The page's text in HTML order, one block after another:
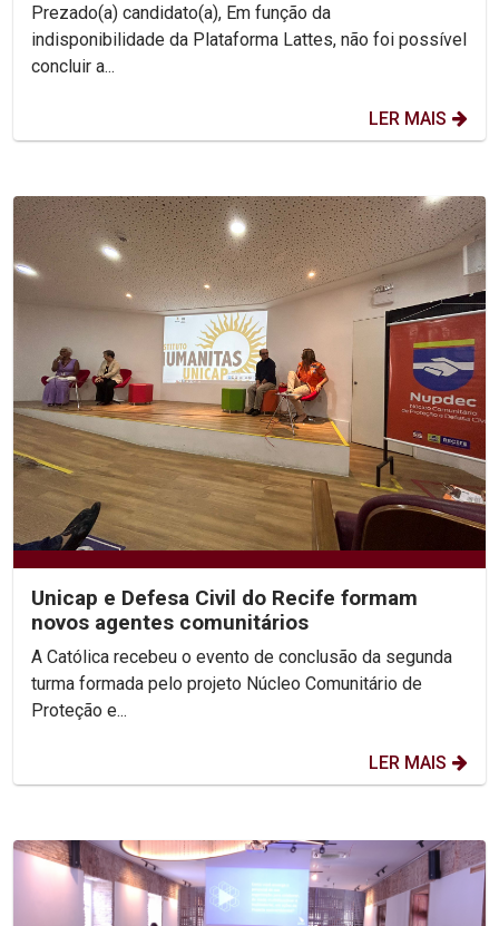
Prezado(a) candidato(a), Em função da
indisponibilidade da Plataforma Lattes, não foi possível
concluir a...
LER MAIS
Unicap e Defesa Civil do Recife formam
novos agentes comunitários
A Católica recebeu o evento de conclusão da segunda
turma formada pelo projeto Núcleo Comunitário de
Proteção e...
LER MAIS